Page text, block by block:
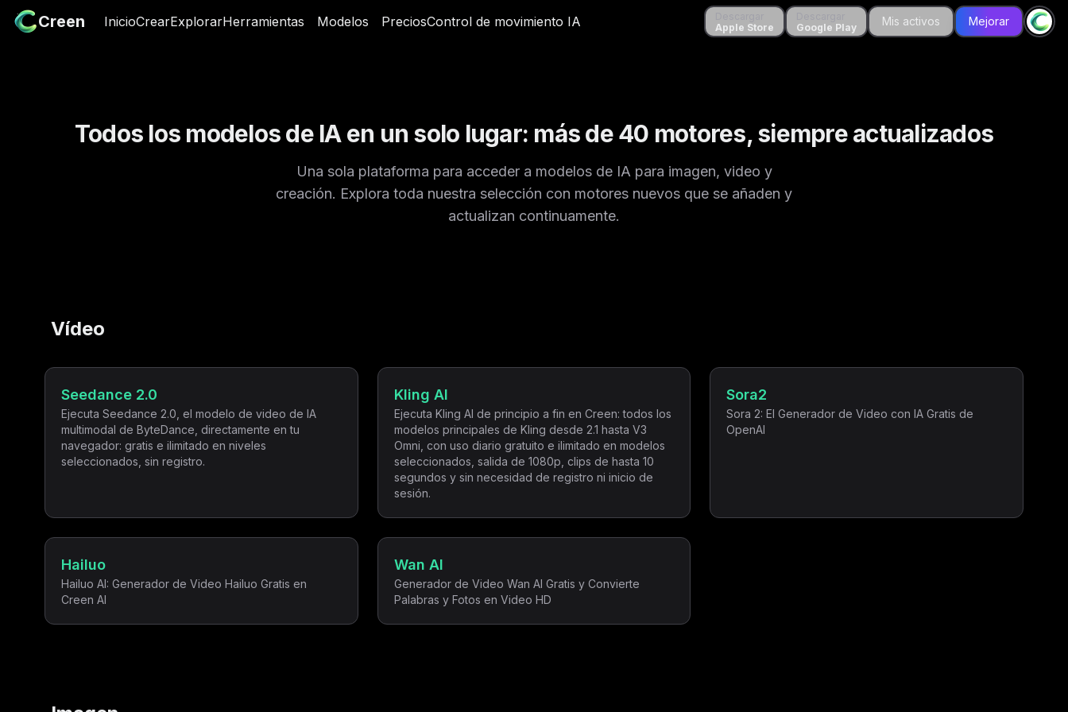
Creen InicioCrearExplorarHerramientas Modelos PreciosControl de movimiento IA
Apple Store
Google Play
Mis activos Mejorar
Creen InicioCrearExplorarHerramientas Modelos PreciosControl de movimiento IA
Apple Store
Google Play
Mis activos Mejorar
Todos los modelos de IA en un solo lugar: más de 40 motores, siempre actualizados
Una sola plataforma para acceder a modelos de IA para imagen, video y
creación. Explora toda nuestra selección con motores nuevos que se añaden y
actualizan continuamente.
Vídeo
Seedance 2.0
Ejecuta Seedance 2.0, el modelo de video de IA
multimodal de ByteDance, directamente en tu
navegador: gratis e ilimitado en niveles
seleccionados, sin registro.
Kling AI
Ejecuta Kling AI de principio a fin en Creen: todos los
modelos principales de Kling desde 2.1 hasta V3
Omni, con uso diario gratuito e ilimitado en modelos
seleccionados, salida de 1080p, clips de hasta 10
segundos y sin necesidad de registro ni inicio de
sesión.
Sora2
Sora 2: El Generador de Video con IA Gratis de
OpenAI
Hailuo
Hailuo AI: Generador de Video Hailuo Gratis en
Creen AI
Wan AI
Generador de Video Wan AI Gratis y Convierte
Palabras y Fotos en Video HD